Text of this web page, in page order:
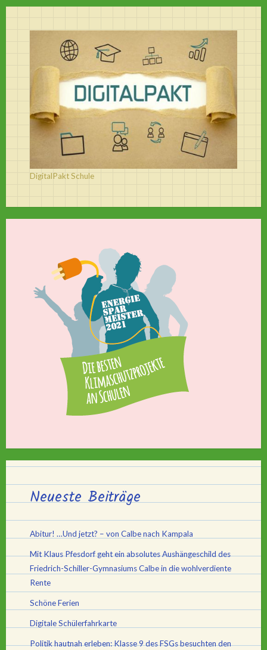
DigitalPakt Schule
Neueste Beiträge
Abitur! …Und jetzt? – von Calbe nach Kampala
Mit Klaus Pfesdorf geht ein absolutes Aushängeschild des
Friedrich-Schiller-Gymnasiums Calbe in die wohlverdiente
Rente
Schöne Ferien
Digitale Schülerfahrkarte
Politik hautnah erleben: Klasse 9 des FSGs besuchten den